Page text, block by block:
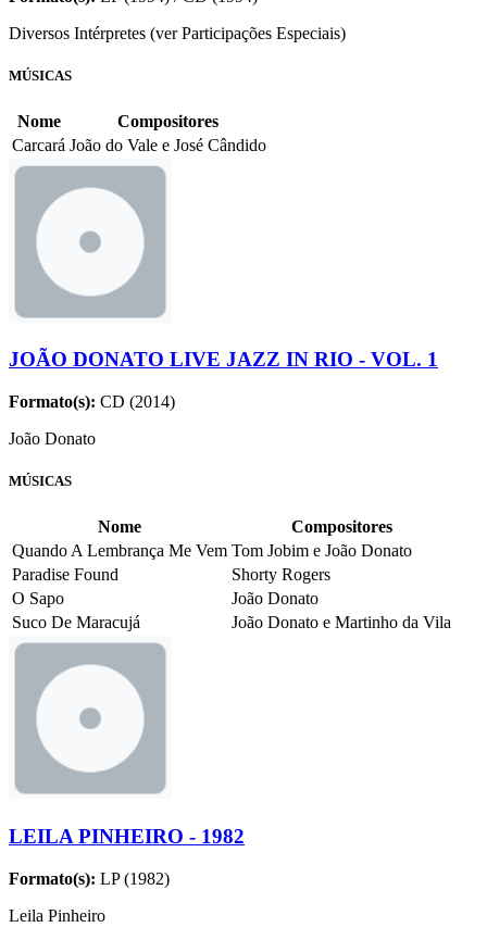
Diversos Intérpretes (ver Participações Especiais)
MÚSICAS
Nome
Compositores
Carcará João do Vale e José Cândido
JOÃO DONATO LIVE JAZZ IN RIO - VOL. 1
Formato(s): CD (2014)
João Donato
MÚSICAS
Nome
Compositores
Quando A Lembrança Me Vem Tom Jobim e João Donato
Paradise Found
Shorty Rogers
O Sapo
João Donato
Suco De Maracujá
João Donato e Martinho da Vila
LEILA PINHEIRO - 1982
Formato(s): LP (1982)
Leila Pinheiro